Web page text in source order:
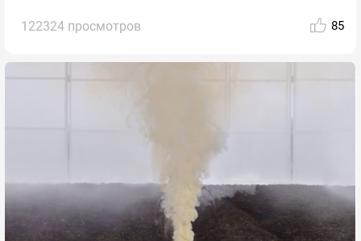
122324 просмотров 85